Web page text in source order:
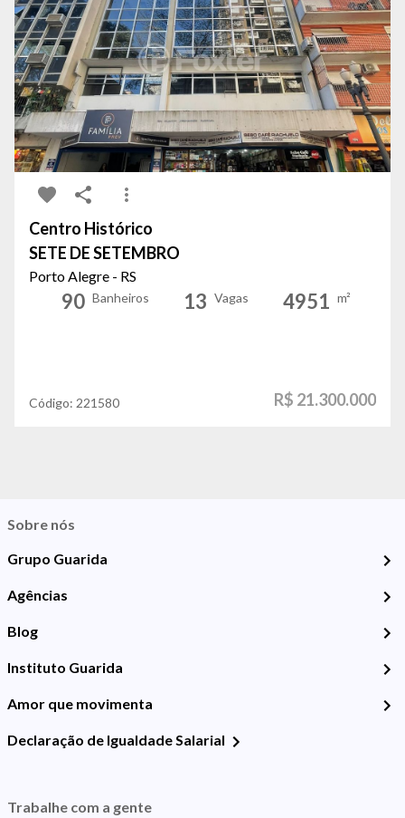
Centro Histórico
SETE DE SETEMBRO
Porto Alegre - RS
90 Banheiros 13 Vagas 4951 m²
Código: 221580 R$ 21.300.000
Sobre nós
Grupo Guarida
Agências
Blog
Instituto Guarida
Amor que movimenta
Declaração de Igualdade Salarial
Trabalhe com a gente